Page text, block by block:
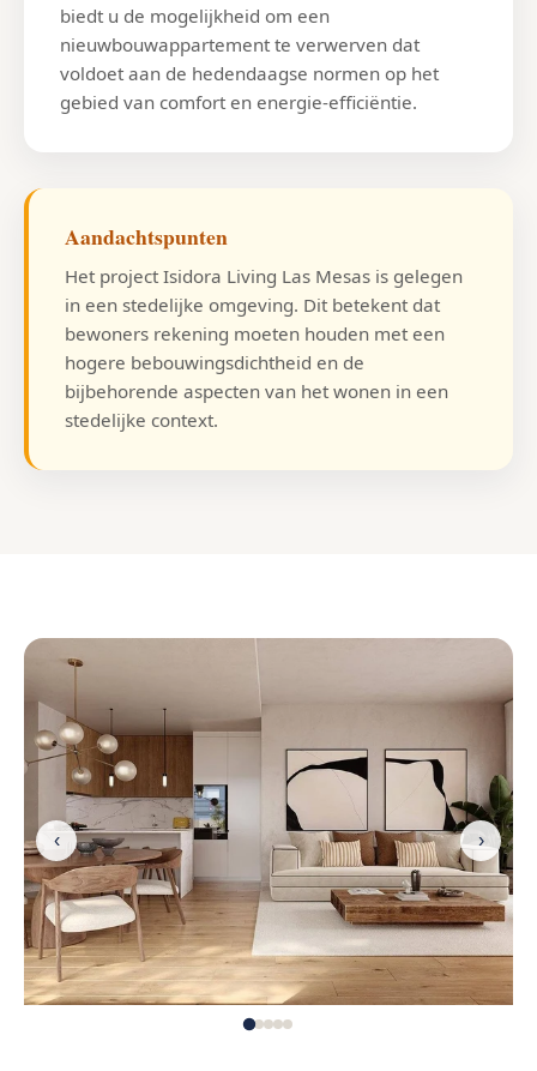
biedt u de mogelijkheid om een
nieuwbouwappartement te verwerven dat
voldoet aan de hedendaagse normen op het
gebied van comfort en energie-efficiëntie.
Aandachtspunten
Het project Isidora Living Las Mesas is gelegen
in een stedelijke omgeving. Dit betekent dat
bewoners rekening moeten houden met een
hogere bebouwingsdichtheid en de
bijbehorende aspecten van het wonen in een
stedelijke context.
‹ ›